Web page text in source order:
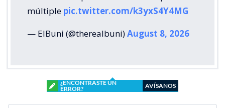
múltiple pic.twitter.com/k3yxS4Y4MG
— ElBuni (@therealbuni)August 8, 2026
¿ENCONTRASTE UN
ERROR?
AVÍSANOS